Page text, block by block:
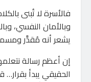
فالأسرة لا تُبنى
وبالأمان النفسي،
يشعر أنه مُقدَّر
إن أعظم رسالة
الحقيقي يبدأ بقرار…